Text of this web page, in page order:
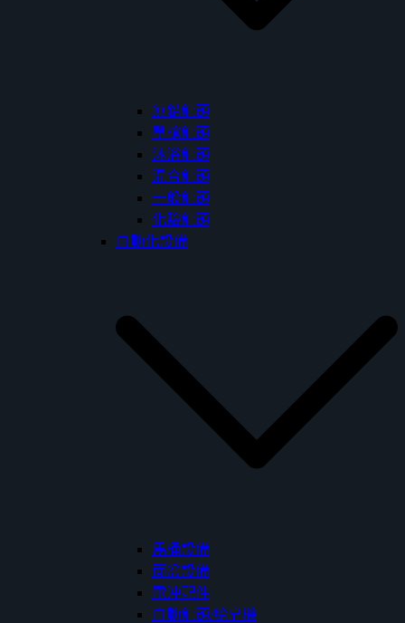
無鉛龍頭
單槍龍頭
沐浴龍頭
混合龍頭
一般龍頭
化驗龍頭
自動化設備
馬桶設備
面盆設備
電沖配件
自動龍頭/給皂機